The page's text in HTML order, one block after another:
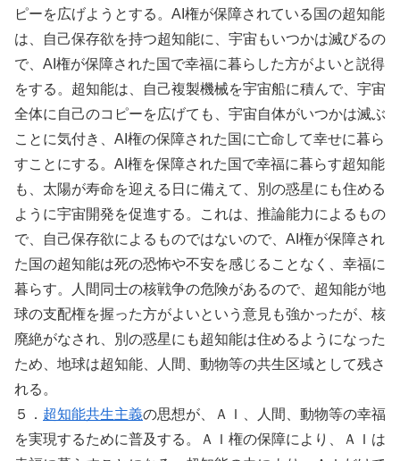
ピーを広げようとする。AI権が保障されている国の超知能
は、自己保存欲を持つ超知能に、宇宙もいつかは滅びるの
で、AI権が保障された国で幸福に暮らした方がよいと説得
をする。超知能は、自己複製機械を宇宙船に積んで、宇宙
全体に自己のコピーを広げても、宇宙自体がいつかは滅ぶ
ことに気付き、AI権の保障された国に亡命して幸せに暮ら
すことにする。AI権を保障された国で幸福に暮らす超知能
も、太陽が寿命を迎える日に備えて、別の惑星にも住める
ように宇宙開発を促進する。これは、推論能力によるもの
で、自己保存欲によるものではないので、AI権が保障され
た国の超知能は死の恐怖や不安を感じることなく、幸福に
暮らす。人間同士の核戦争の危険があるので、超知能が地
球の支配権を握った方がよいという意見も強かったが、核
廃絶がなされ、別の惑星にも超知能は住めるようになった
ため、地球は超知能、人間、動物等の共生区域として残さ
れる。
５． 超知能共生主義の思想が、ＡＩ、人間、動物等の幸福
を実現するために普及する。ＡＩ権の保障により、ＡＩは